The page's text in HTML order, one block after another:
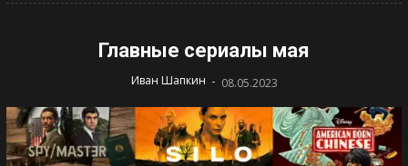
Главные сериалы мая
Иван Шапкин - 08.05.2023